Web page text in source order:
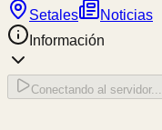
Setales
Noticias
Información
Conectando al servidor...